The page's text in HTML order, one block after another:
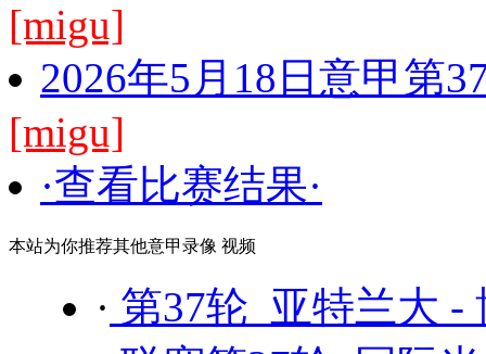
[migu]
2026年5月18日意甲第
[migu]
·查看比赛结果·
本站为你推荐其他意甲录像 视频
· 第37轮 亚特兰大 -